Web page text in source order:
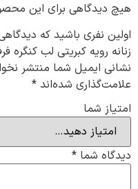
هیچ دیدگاهی برای این
اولین نفری باشید که
زنانه رویه کبریتی لب کنگره فرفر کد 1178 لادن
نشانی ایمیل شما منتشر
علامت‌گذاری شده‌اند *
امتیاز شما
دیدگاه شما *